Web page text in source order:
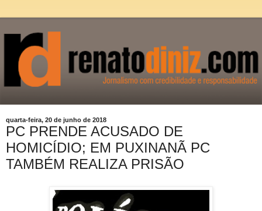
quarta-feira, 20 de junho de 2018
PC PRENDE ACUSADO DE
HOMICÍDIO; EM PUXINANÃ PC
TAMBÉM REALIZA PRISÃO